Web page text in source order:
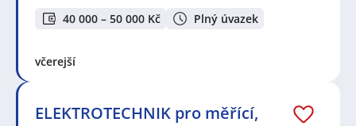
40 000 – 50 000 Kč Plný úvazek
včerejší
ELEKTROTECHNIK pro měřící,